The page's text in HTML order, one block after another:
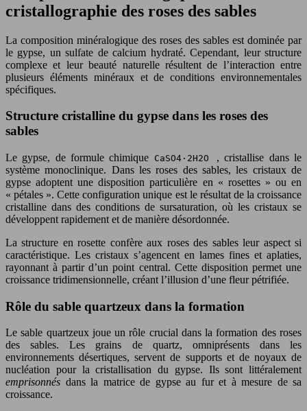
cristallographie des roses des sables
La composition minéralogique des roses des sables est dominée par
le gypse, un sulfate de calcium hydraté. Cependant, leur structure
complexe et leur beauté naturelle résultent de l’interaction entre
plusieurs éléments minéraux et de conditions environnementales
spécifiques.
Structure cristalline du gypse dans les roses des
sables
Le gypse, de formule chimique CaSO4·2H2O , cristallise dans le
système monoclinique. Dans les roses des sables, les cristaux de
gypse adoptent une disposition particulière en « rosettes » ou en
« pétales ». Cette configuration unique est le résultat de la croissance
cristalline dans des conditions de sursaturation, où les cristaux se
développent rapidement et de manière désordonnée.
La structure en rosette confère aux roses des sables leur aspect si
caractéristique. Les cristaux s’agencent en lames fines et aplaties,
rayonnant à partir d’un point central. Cette disposition permet une
croissance tridimensionnelle, créant l’illusion d’une fleur pétrifiée.
Rôle du sable quartzeux dans la formation
Le sable quartzeux joue un rôle crucial dans la formation des roses
des sables. Les grains de quartz, omniprésents dans les
environnements désertiques, servent de supports et de noyaux de
nucléation pour la cristallisation du gypse. Ils sont littéralement
emprisonnés dans la matrice de gypse au fur et à mesure de sa
croissance.